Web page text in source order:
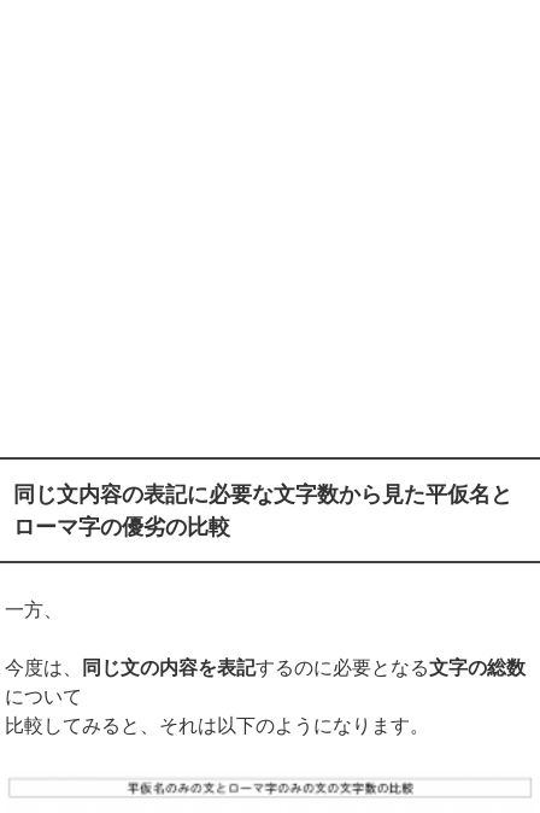
同じ文内容の表記に必要な文字数から見た平仮名と
ローマ字の優劣の比較
一方、
今度は、 同じ文の内容を表記するのに必要となる文字の総数
について
比較してみると、それは以下のようになります。